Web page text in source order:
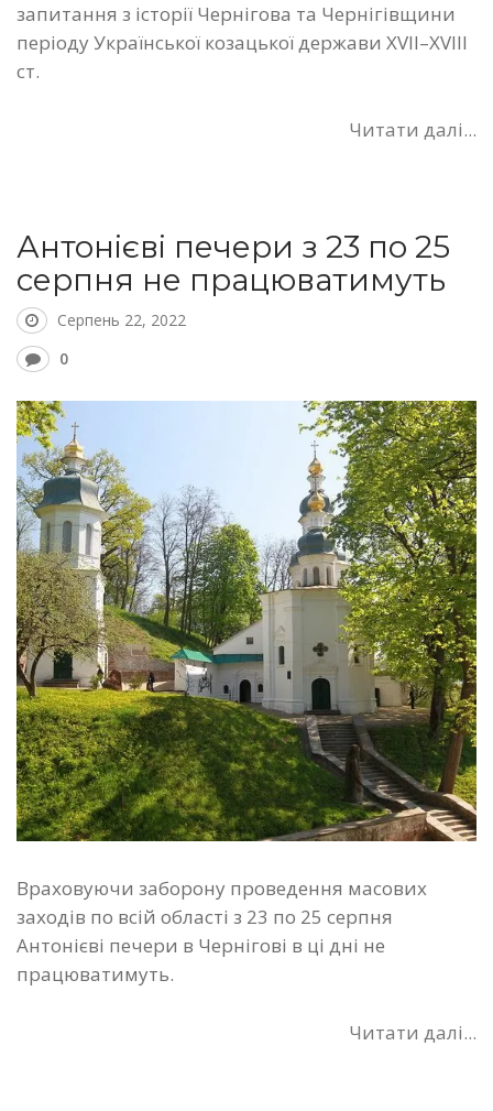
запитання з історії Чернігова та Чернігівщини
періоду Української козацької держави XVII–XVIII
ст.
Читати далі...
Антонієві печери з 23 по 25
серпня не працюватимуть
Серпень 22, 2022
0
Враховуючи заборону проведення масових
заходів по всій області з 23 по 25 серпня
Антонієві печери в Чернігові в ці дні не
працюватимуть.
Читати далі...